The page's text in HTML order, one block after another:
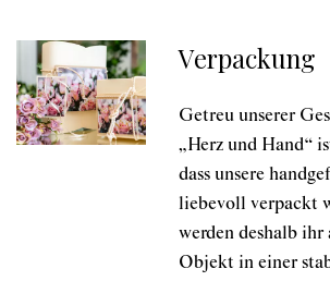
Verpackung
Getreu unserer
„Herz und Hand“
dass unsere
liebevoll verpackt
werden deshalb ihr
Objekt in einer